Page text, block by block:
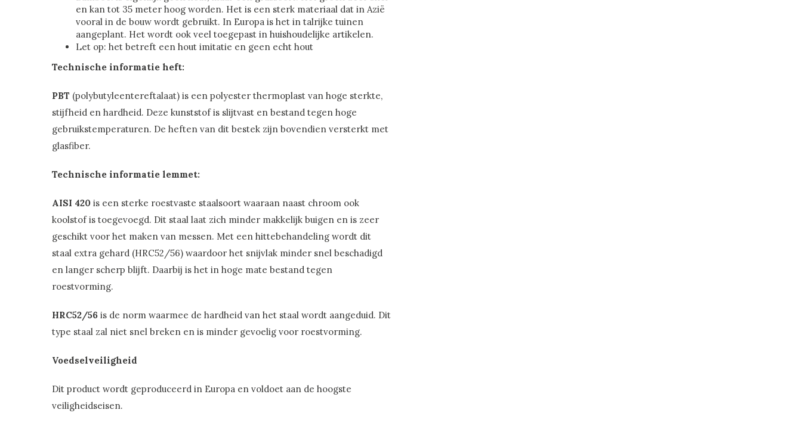
en kan tot 35 meter hoog worden. Het is een sterk materiaal dat in Azië
vooral in de bouw wordt gebruikt. In Europa is het in talrijke tuinen
aangeplant. Het wordt ook veel toegepast in huishoudelijke artikelen.
Let op: het betreft een hout imitatie en geen echt hout
Technische informatie heft:
PBT (polybutyleentereftalaat) is een polyester thermoplast van hoge sterkte,
stijfheid en hardheid. Deze kunststof is slijtvast en bestand tegen hoge
gebruikstemperaturen. De heften van dit bestek zijn bovendien versterkt met
glasfiber.
Technische informatie lemmet:
AISI 420 is een sterke roestvaste staalsoort waaraan naast chroom ook
koolstof is toegevoegd. Dit staal laat zich minder makkelijk buigen en is zeer
geschikt voor het maken van messen. Met een hittebehandeling wordt dit
staal extra gehard (HRC52/56) waardoor het snijvlak minder snel beschadigd
en langer scherp blijft. Daarbij is het in hoge mate bestand tegen
roestvorming.
HRC52/56 is de norm waarmee de hardheid van het staal wordt aangeduid. Dit
type staal zal niet snel breken en is minder gevoelig voor roestvorming.
Voedselveiligheid
Dit product wordt geproduceerd in Europa en voldoet aan de hoogste
veiligheidseisen.